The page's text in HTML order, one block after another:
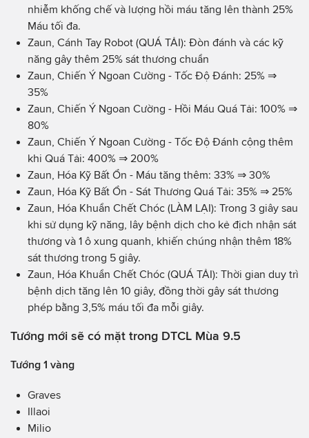
nhiễm khống chế và lượng hồi máu tăng lên thành 25%
Máu tối đa.
Zaun, Cánh Tay Robot (QUÁ TẢI): Đòn đánh và các kỹ
năng gây thêm 25% sát thương chuẩn
Zaun, Chiến Ý Ngoan Cường - Tốc Độ Đánh: 25% ⇒
35%
Zaun, Chiến Ý Ngoan Cường - Hồi Máu Quá Tải: 100% ⇒
80%
Zaun, Chiến Ý Ngoan Cường - Tốc Độ Đánh cộng thêm
khi Quá Tải: 400% ⇒ 200%
Zaun, Hóa Kỹ Bất Ổn - Máu tăng thêm: 33% ⇒ 30%
Zaun, Hóa Kỹ Bất Ổn - Sát Thương Quá Tải: 35% ⇒ 25%
Zaun, Hóa Khuẩn Chết Chóc (LÀM LẠI): Trong 3 giây sau
khi sử dụng kỹ năng, lây bệnh dịch cho kẻ địch nhận sát
thương và 1 ô xung quanh, khiến chúng nhận thêm 18%
sát thương trong 5 giây.
Zaun, Hóa Khuẩn Chết Chóc (QUÁ TẢI): Thời gian duy trì
bệnh dịch tăng lên 10 giây, đồng thời gây sát thương
phép bằng 3,5% máu tối đa mỗi giây.
Tướng mới sẽ có mặt trong DTCL Mùa 9.5
Tướng 1 vàng
Graves
Illaoi
Milio